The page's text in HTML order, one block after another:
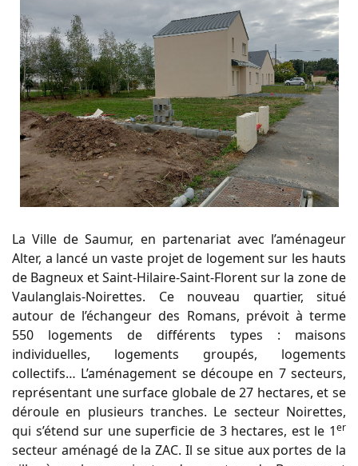
La Ville de Saumur, en partenariat avec l’aménageur
Alter, a lancé un vaste projet de logement sur les hauts
de Bagneux et Saint-Hilaire-Saint-Florent sur la zone de
Vaulanglais-Noirettes. Ce nouveau quartier, situé
autour de l’échangeur des Romans, prévoit à terme
550 logements de différents types : maisons
individuelles, logements groupés, logements
collectifs… L’aménagement se découpe en 7 secteurs,
représentant une surface globale de 27 hectares, et se
déroule en plusieurs tranches. Le secteur Noirettes,
qui s’étend sur une superficie de 3 hectares, est le 1er
secteur aménagé de la ZAC. Il se situe aux portes de la